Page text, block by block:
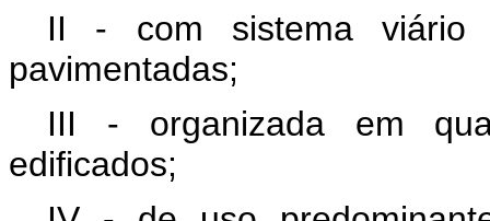
II - com sistema viário
pavimentadas;
III - organizada em
edificados;